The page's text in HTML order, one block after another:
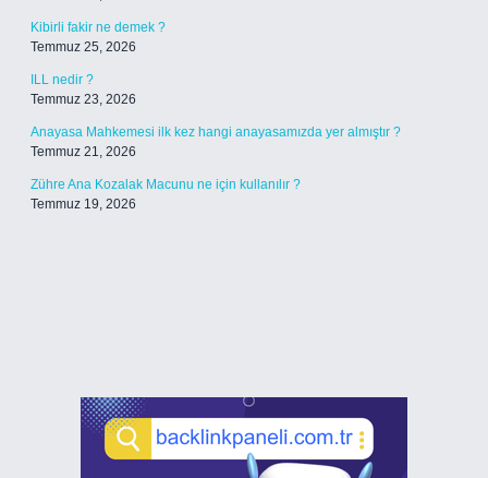
Kibirli fakir ne demek ?
Temmuz 25, 2026
ILL nedir ?
Temmuz 23, 2026
Anayasa Mahkemesi ilk kez hangi anayasamızda yer almıştır ?
Temmuz 21, 2026
Zühre Ana Kozalak Macunu ne için kullanılır ?
Temmuz 19, 2026